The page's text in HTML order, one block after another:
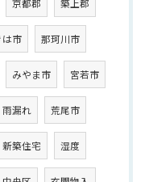
京都郡 築上郡
は市 那珂川市
みやま市 宮若市
雨漏れ 荒尾市
新築住宅 湿度